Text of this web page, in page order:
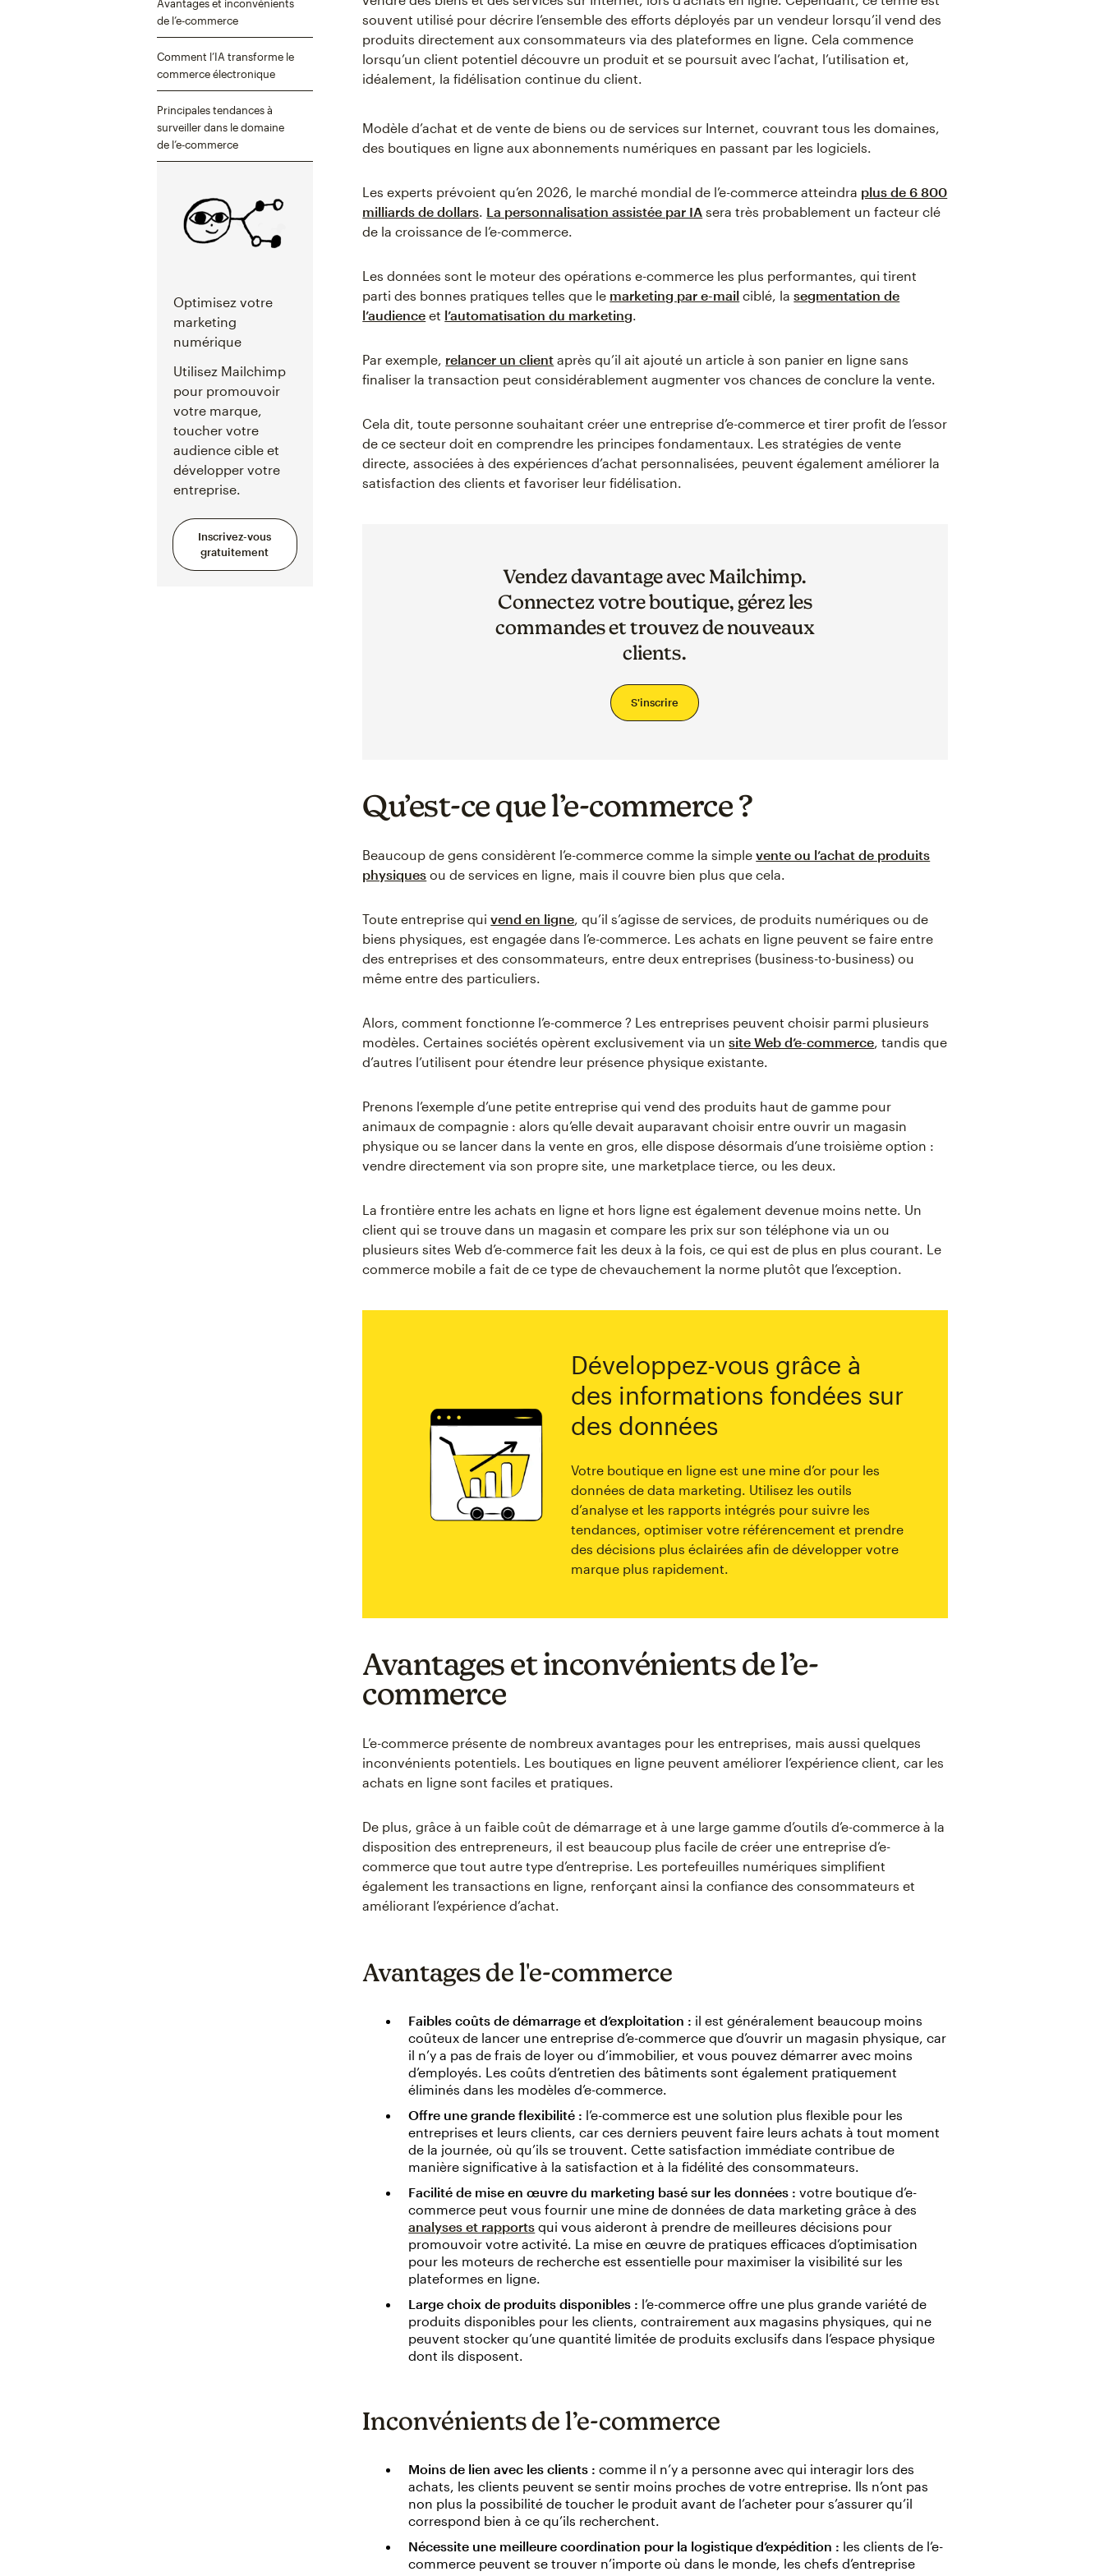
Avantages et inconvénients
de l’e-commerce
Comment l’IA transforme le
commerce électronique
Principales tendances à
surveiller dans le domaine
de l’e-commerce
Optimisez votre
marketing
numérique
Utilisez Mailchimp
pour promouvoir
votre marque,
toucher votre
audience cible et
développer votre
entreprise.
Inscrivez-vous
gratuitement
souvent utilisé pour décrire l’ensemble des efforts déployés par un vendeur lorsqu’il vend des
produits directement aux consommateurs via des plateformes en ligne. Cela commence
lorsqu’un client potentiel découvre un produit et se poursuit avec l’achat, l’utilisation et,
idéalement, la fidélisation continue du client.
Modèle d’achat et de vente de biens ou de services sur Internet, couvrant tous les domaines,
des boutiques en ligne aux abonnements numériques en passant par les logiciels.
Les experts prévoient qu’en 2026, le marché mondial de l’e-commerce atteindra plus de 6 800
milliards de dollars. La personnalisation assistée par IA sera très probablement un facteur clé
de la croissance de l’e-commerce.
Les données sont le moteur des opérations e-commerce les plus performantes, qui tirent
parti des bonnes pratiques telles que le marketing par e-mail ciblé, lasegmentation de
l’audience et l’automatisation du marketing.
Par exemple, relancer un client après qu’il ait ajouté un article à son panier en ligne sans
finaliser la transaction peut considérablement augmenter vos chances de conclure la vente.
Cela dit, toute personne souhaitant créer une entreprise d’e-commerce et tirer profit de l’essor
de ce secteur doit en comprendre les principes fondamentaux. Les stratégies de vente
directe, associées à des expériences d’achat personnalisées, peuvent également améliorer la
satisfaction des clients et favoriser leur fidélisation.
Vendez davantage avec Mailchimp.
Connectez votre boutique, gérez les
commandes et trouvez de nouveaux
clients.
S'inscrire
Qu’est-ce que l’e-commerce ?
Beaucoup de gens considèrent l’e-commerce comme la simplevente ou l’achat de produits
physiques ou de services en ligne, mais il couvre bien plus que cela.
Toute entreprise quivend en ligne, qu’il s’agisse de services, de produits numériques ou de
biens physiques, est engagée dans l’e-commerce. Les achats en ligne peuvent se faire entre
des entreprises et des consommateurs, entre deux entreprises (business-to-business) ou
même entre des particuliers.
Alors, comment fonctionne l’e-commerce ? Les entreprises peuvent choisir parmi plusieurs
modèles. Certaines sociétés opèrent exclusivement via unsite Web d’e-commerce, tandis que
d’autres l’utilisent pour étendre leur présence physique existante.
Prenons l’exemple d’une petite entreprise qui vend des produits haut de gamme pour
animaux de compagnie : alors qu’elle devait auparavant choisir entre ouvrir un magasin
physique ou se lancer dans la vente en gros, elle dispose désormais d’une troisième option :
vendre directement via son propre site, une marketplace tierce, ou les deux.
La frontière entre les achats en ligne et hors ligne est également devenue moins nette. Un
client qui se trouve dans un magasin et compare les prix sur son téléphone via un ou
plusieurs sites Web d’e-commerce fait les deux à la fois, ce qui est de plus en plus courant. Le
commerce mobile a fait de ce type de chevauchement la norme plutôt que l’exception.
Développez-vous grâce à
des informations fondées sur
des données
Votre boutique en ligne est une mine d’or pour les
données de data marketing. Utilisez les outils
d’analyse et les rapports intégrés pour suivre les
tendances, optimiser votre référencement et prendre
des décisions plus éclairées afin de développer votre
marque plus rapidement.
Avantages et inconvénients de l’e-
commerce
L’e-commerce présente de nombreux avantages pour les entreprises, mais aussi quelques
inconvénients potentiels. Les boutiques en ligne peuvent améliorer l’expérience client, car les
achats en ligne sont faciles et pratiques.
De plus, grâce à un faible coût de démarrage et à une large gamme d’outils d’e-commerce à la
disposition des entrepreneurs, il est beaucoup plus facile de créer une entreprise d’e-
commerce que tout autre type d’entreprise. Les portefeuilles numériques simplifient
également les transactions en ligne, renforçant ainsi la confiance des consommateurs et
améliorant l’expérience d’achat.
Avantages de l'e-commerce
Faibles coûts de démarrage et d’exploitation : il est généralement beaucoup moins
coûteux de lancer une entreprise d’e-commerce que d’ouvrir un magasin physique, car
il n’y a pas de frais de loyer ou d’immobilier, et vous pouvez démarrer avec moins
d’employés. Les coûts d’entretien des bâtiments sont également pratiquement
éliminés dans les modèles d’e-commerce.
Offre une grande flexibilité : l’e-commerce est une solution plus flexible pour les
entreprises et leurs clients, car ces derniers peuvent faire leurs achats à tout moment
de la journée, où qu’ils se trouvent. Cette satisfaction immédiate contribue de
manière significative à la satisfaction et à la fidélité des consommateurs.
Facilité de mise en œuvre du marketing basé sur les données : votre boutique d’e-
commerce peut vous fournir une mine de données de data marketing grâce à des
analyses et rapports qui vous aideront à prendre de meilleures décisions pour
promouvoir votre activité. La mise en œuvre de pratiques efficaces d’optimisation
pour les moteurs de recherche est essentielle pour maximiser la visibilité sur les
plateformes en ligne.
Large choix de produits disponibles : l’e-commerce offre une plus grande variété de
produits disponibles pour les clients, contrairement aux magasins physiques, qui ne
peuvent stocker qu’une quantité limitée de produits exclusifs dans l’espace physique
dont ils disposent.
Inconvénients de l’e-commerce
Moins de lien avec les clients : comme il n’y a personne avec qui interagir lors des
achats, les clients peuvent se sentir moins proches de votre entreprise. Ils n’ont pas
non plus la possibilité de toucher le produit avant de l’acheter pour s’assurer qu’il
correspond bien à ce qu’ils recherchent.
Nécessite une meilleure coordination pour la logistique d’expédition : les clients de l’e-
commerce peuvent se trouver n’importe où dans le monde, les chefs d’entreprise